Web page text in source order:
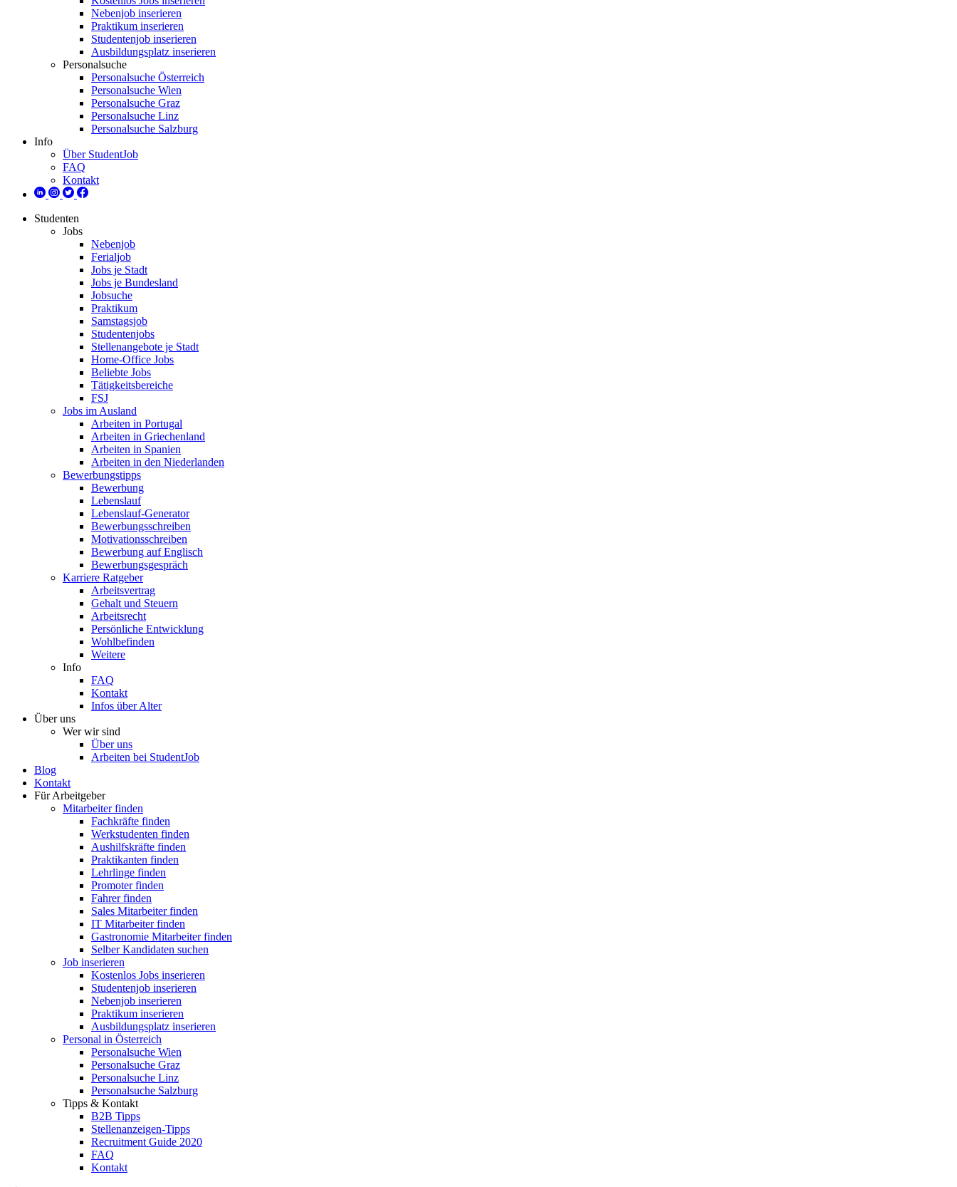
Nebenjob inserieren
Praktikum inserieren
Studentenjob inserieren
Ausbildungsplatz inserieren
Personalsuche
Personalsuche Österreich
Personalsuche Wien
Personalsuche Graz
Personalsuche Linz
Personalsuche Salzburg
Info
Über StudentJob
FAQ
Kontakt
Studenten
Jobs
Nebenjob
Ferialjob
Jobs je Stadt
Jobs je Bundesland
Jobsuche
Praktikum
Samstagsjob
Studentenjobs
Stellenangebote je Stadt
Home-Office Jobs
Beliebte Jobs
Tätigkeitsbereiche
FSJ
Jobs im Ausland
Arbeiten in Portugal
Arbeiten in Griechenland
Arbeiten in Spanien
Arbeiten in den Niederlanden
Bewerbungstipps
Bewerbung
Lebenslauf
Lebenslauf-Generator
Bewerbungsschreiben
Motivationsschreiben
Bewerbung auf Englisch
Bewerbungsgespräch
Karriere Ratgeber
Arbeitsvertrag
Gehalt und Steuern
Arbeitsrecht
Persönliche Entwicklung
Wohlbefinden
Weitere
Info
FAQ
Kontakt
Infos über Alter
Über uns
Wer wir sind
Über uns
Arbeiten bei StudentJob
Blog
Kontakt
Für Arbeitgeber
Mitarbeiter finden
Fachkräfte finden
Werkstudenten finden
Aushilfskräfte finden
Praktikanten finden
Lehrlinge finden
Promoter finden
Fahrer finden
Sales Mitarbeiter finden
IT Mitarbeiter finden
Gastronomie Mitarbeiter finden
Selber Kandidaten suchen
Job inserieren
Kostenlos Jobs inserieren
Studentenjob inserieren
Nebenjob inserieren
Praktikum inserieren
Ausbildungsplatz inserieren
Personal in Österreich
Personalsuche Wien
Personalsuche Graz
Personalsuche Linz
Personalsuche Salzburg
Tipps & Kontakt
B2B Tipps
Stellenanzeigen-Tipps
Recruitment Guide 2020
FAQ
Kontakt